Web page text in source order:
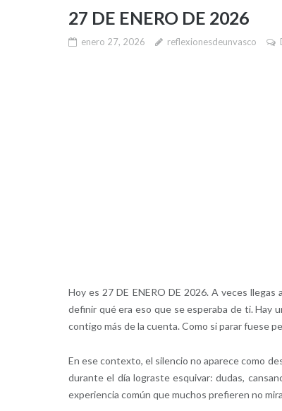
27 DE ENERO DE 2026
enero 27, 2026 reflexionesdeunvasco
Hoy es 27 DE ENERO DE 2026. A veces
definir qué era eso que se esperaba de ti. Hay
contigo más de la cuenta. Como si parar fuese
En ese contexto, el silencio no aparece como
durante el día lograste esquivar: dudas,
experiencia común que muchos prefieren no